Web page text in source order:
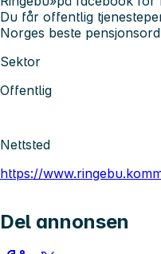
Du får offentlig
Norges beste
Sektor
Offentlig
Nettsted
https://
Del annonsen